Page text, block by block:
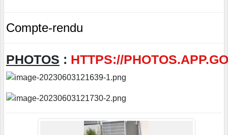
Compte-rendu
PHOTOS : HTTPS://